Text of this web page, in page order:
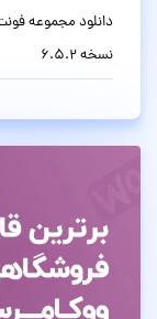
نسخه 6.5.2